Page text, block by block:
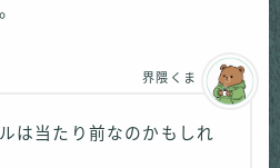
は当たり前なのかもしれ
界隈くま